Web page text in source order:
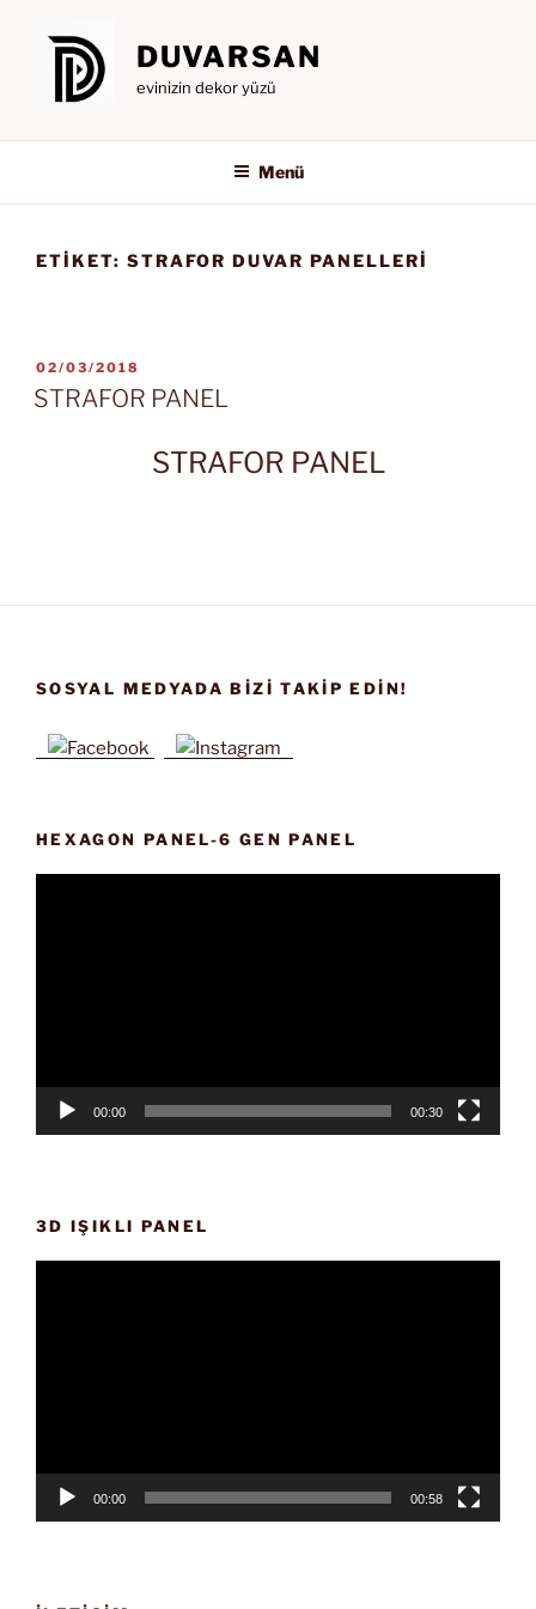
DUVARSAN
evinizin dekor yüzü
Menü
ETIKET: STRAFOR DUVAR PANELLERI
YAYIM
TARIHI
02/03/2018
STRAFOR PANEL
STRAFOR PANEL
SOSYAL MEDYADA BIZI TAKIP EDIN!
HEXAGON PANEL-6 GEN PANEL
00:00 00:30
3D IŞIKLI PANEL
00:00 00:58